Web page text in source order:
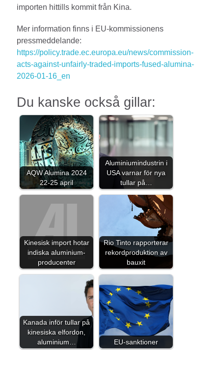
importen hittills kommit från Kina.
Mer information finns i EU-kommissionens
pressmeddelande:
https://policy.trade.ec.europa.eu/news/commission-
acts-against-unfairly-traded-imports-fused-alumina-
2026-01-16_en
Du kanske också gillar:
AQW Alumina 2024
22-25 april
Aluminiumindustrin i
USA varnar för nya
tullar på…
Kinesisk import hotar
indiska aluminium-
producenter
Rio Tinto rapporterar
rekordproduktion av
bauxit
Kanada inför tullar på
kinesiska elfordon,
aluminium…
EU-sanktioner